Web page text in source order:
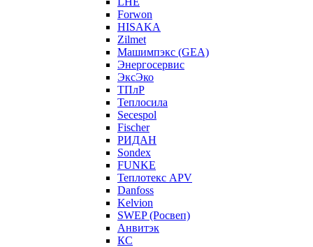
Forwon
HISAKA
Zilmet
Машимпэкс (GEA)
Энергосервис
ЭксЭко
ТПлР
Теплосила
Secespol
Fischer
РИДАН
Sondex
FUNKE
Теплотекс APV
Danfoss
Kelvion
SWEP (Росвеп)
Анвитэк
КС